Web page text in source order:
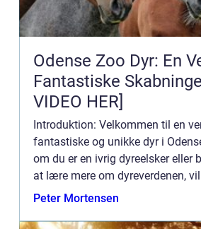
Odense Zoo Dyr: En
Fantastiske
VIDEO HER]
Introduktion: Velkommen til en
fantastiske og unikke dyr i
om du er en ivrig dyreelsker eller
at lære mere om dyreverdenen,
være din guide til “Odense Zoo
Peter Mortensen